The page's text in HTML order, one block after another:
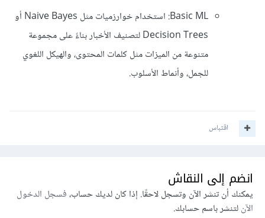
Basic ML: استخدام خوارزميات مثل Naive Bayes أو
Decision Trees لتصنيف الأخبار بناءً على مجموعة
متنوعة من الميزات مثل كلمات المحتوى، والهيكل اللغوي
للجمل، وأنماط الأسلوب.
اقتباس
انضم إلى النقاش
يمكنك أن تنشر الآن وتسجل لاحقًا. إذا كان لديك حساب،فسجل الدخول
الآنلتنشر باسم حسابك.